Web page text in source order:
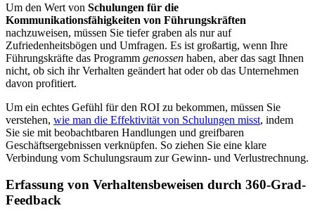
Um den Wert von Schulungen für die
Kommunikationsfähigkeiten von Führungskräften
nachzuweisen, müssen Sie tiefer graben als nur auf
Zufriedenheitsbögen und Umfragen. Es ist großartig, wenn Ihre
Führungskräfte das Programm genossen haben, aber das sagt Ihnen
nicht, ob sich ihr Verhalten geändert hat oder ob das Unternehmen
davon profitiert.
Um ein echtes Gefühl für den ROI zu bekommen, müssen Sie
verstehen, wie man die Effektivität von Schulungen misst, indem
Sie sie mit beobachtbaren Handlungen und greifbaren
Geschäftsergebnissen verknüpfen. So ziehen Sie eine klare
Verbindung vom Schulungsraum zur Gewinn- und Verlustrechnung.
Erfassung von Verhaltensbeweisen durch 360-Grad-
Feedback